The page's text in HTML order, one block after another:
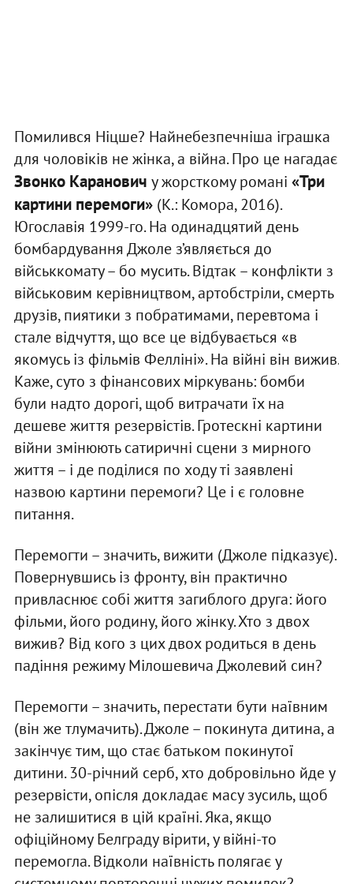
Помилився Ніцше? Найнебезпечніша іграшка
для чоловіків не жінка, а війна. Про це нагадає
Звонко Каранович у жорсткому романі «Три
картини перемоги»(К.: Комора, 2016).
Югославія 1999-го. На одинадцятий день
бомбардування Джоле з’являється до
військкомату – бо мусить. Відтак – конфлікти з
військовим керівництвом, артобстріли, смерть
друзів, пиятики з побратимами, перевтома і
стале відчуття, що все це відбувається «в
якомусь із фільмів Фелліні». На війні він вижив.
Каже, суто з фінансових міркувань: бомби
були надто дорогі, щоб витрачати їх на
дешеве життя резервістів. Гротескні картини
війни змінюють сатиричні сцени з мирного
життя – і де поділися по ходу ті заявлені
назвою картини перемоги? Це і є головне
питання.
Перемогти – значить, вижити (Джоле підказує).
Повернувшись із фронту, він практично
привласнює собі життя загиблого друга: його
фільми, його родину, його жінку. Хто з двох
вижив? Від кого з цих двох родиться в день
падіння режиму Мілошевича Джолевий син?
Перемогти – значить, перестати бути наївним
(він же тлумачить). Джоле – покинута дитина, а
закінчує тим, що стає батьком покинутої
дитини. 30-річний серб, хто добровільно йде у
резервісти, опісля докладає масу зусиль, щоб
не залишитися в цій країні. Яка, якщо
офіційному Белграду вірити, у війні-то
перемогла. Відколи наївність полягає у